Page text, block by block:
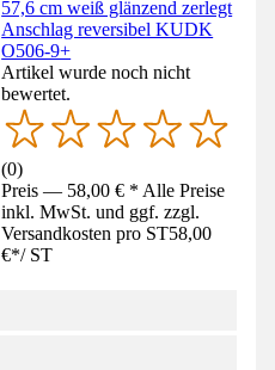
57,6 cm weiß glänzend zerlegt
Anschlag reversibel KUDK
O506-9+
Artikel wurde noch nicht
bewertet.
(0)
Preis — 58,00 € * Alle Preise
inkl. MwSt. und ggf. zzgl.
Versandkosten pro ST58,00
€*/ ST